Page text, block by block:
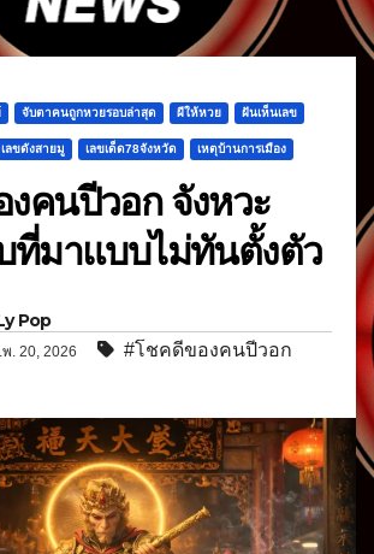
จับตาคนถูกหวยรอบล่าสุด ผีให้หวย ฝันเห็นเลข
เลขดังสายมู เลขเด็ด78จังหวัด เหตุบ้านการเมือง
คนปีวอก จังหวะ
ที่มาแบบไม่ทันตั้งตัว
Pop
พ. 20, 2026 #โชคดีของคนปีวอก